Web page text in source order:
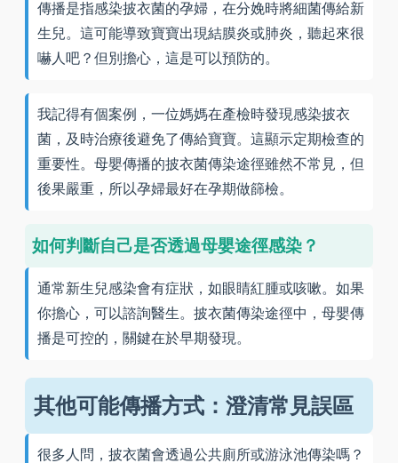
傳播是指感染披衣菌的孕婦，在分娩時將細菌傳給新
生兒。這可能導致寶寶出現結膜炎或肺炎，聽起來很
嚇人吧？但別擔心，這是可以預防的。
我記得有個案例，一位媽媽在產檢時發現感染披衣
菌，及時治療後避免了傳給寶寶。這顯示定期檢查的
重要性。母嬰傳播的披衣菌傳染途徑雖然不常見，但
後果嚴重，所以孕婦最好在孕期做篩檢。
如何判斷自己是否透過母嬰途徑感染？
通常新生兒感染會有症狀，如眼睛紅腫或咳嗽。如果
你擔心，可以諮詢醫生。披衣菌傳染途徑中，母嬰傳
播是可控的，關鍵在於早期發現。
其他可能傳播方式：澄清常見誤區
很多人問，披衣菌會透過公共廁所或游泳池傳染嗎？